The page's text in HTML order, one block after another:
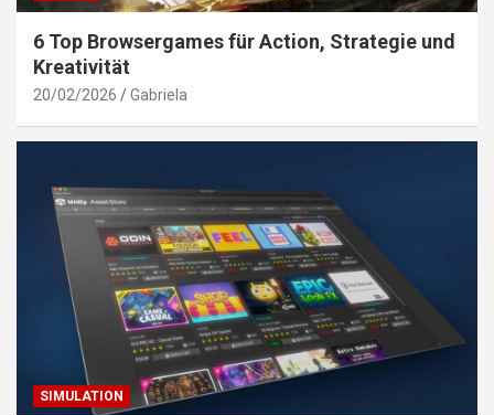
6 Top Browsergames für Action, Strategie und
Kreativität
20/02/2026 Gabriela
SIMULATION